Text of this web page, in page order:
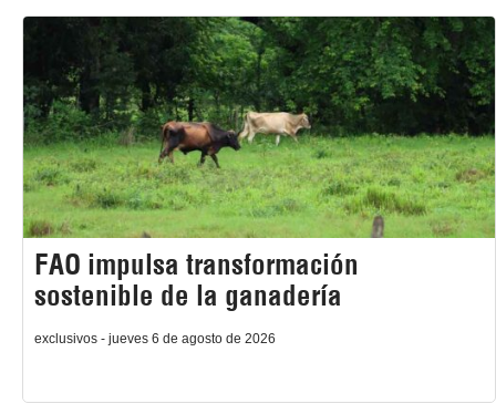
FAO impulsa transformación
sostenible de la ganadería
exclusivos - jueves 6 de agosto de 2026